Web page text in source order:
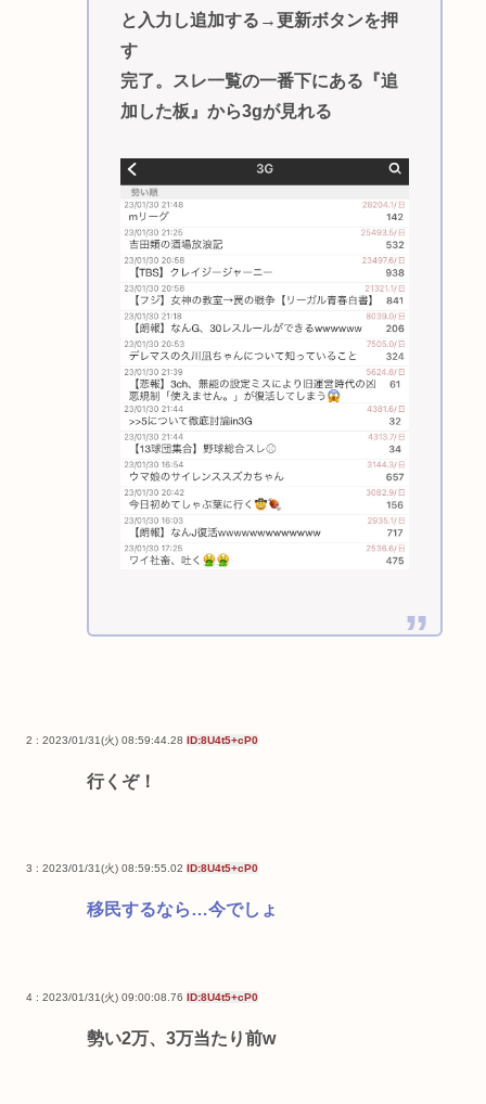
と入力し追加する→更新ボタンを押
す
完了。スレ一覧の一番下にある『追
加した板』から3gが見れる
2 : 2023/01/31(火) 08:59:44.28 ID:8U4t5+cP0
行くぞ！
3 : 2023/01/31(火) 08:59:55.02 ID:8U4t5+cP0
移民するなら…今でしょ
4 : 2023/01/31(火) 09:00:08.76 ID:8U4t5+cP0
勢い2万、3万当たり前w